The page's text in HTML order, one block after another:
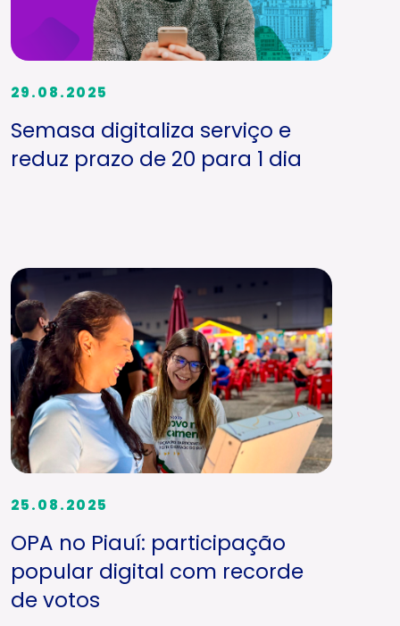
29.08.2025
Semasa digitaliza serviço e
reduz prazo de 20 para 1 dia
25.08.2025
OPA no Piauí: participação
popular digital com recorde
de votos